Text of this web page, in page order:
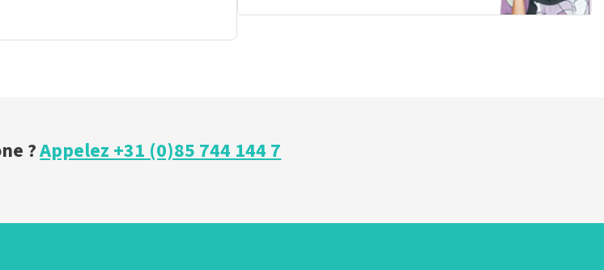
?Appelez +31 (0)85 744 144 7